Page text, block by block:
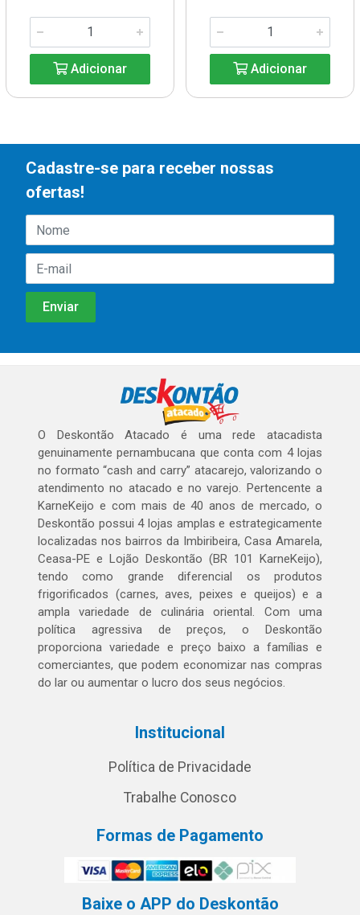
Adicionar Adicionar
Cadastre-se para receber nossas
ofertas!
O Deskontão Atacado é uma rede atacadista
genuinamente pernambucana que conta com 4 lojas
no formato “cash and carry” atacarejo, valorizando o
atendimento no atacado e no varejo. Pertencente a
KarneKeijo e com mais de 40 anos de mercado, o
Deskontão possui 4 lojas amplas e estrategicamente
localizadas nos bairros da Imbiribeira, Casa Amarela,
Ceasa-PE e Lojão Deskontão (BR 101 KarneKeijo),
tendo como grande diferencial os produtos
frigorificados (carnes, aves, peixes e queijos) e a
ampla variedade de culinária oriental. Com uma
política agressiva de preços, o Deskontão
proporciona variedade e preço baixo a famílias e
comerciantes, que podem economizar nas compras
do lar ou aumentar o lucro dos seus negócios.
Institucional
Política de Privacidade
Trabalhe Conosco
Formas de Pagamento
Baixe o APP do Deskontão